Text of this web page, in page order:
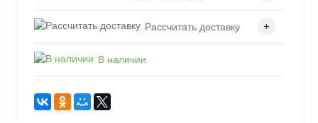
Рассчитать доставку
В наличии